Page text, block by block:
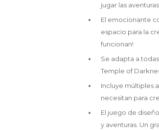
jugar las
El emocionante
espacio para la
funcionan!
Se adapta a
Temple of
Incluye múltiples
necesitan para
El juego de
y aventuras. Un